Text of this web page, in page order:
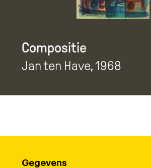
Compositie
Jan ten Have, 1968
Gegevens